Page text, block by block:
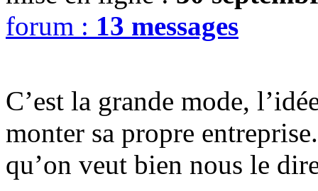
forum : 13 messages
C’est la grande mode,
monter sa propre
qu’on veut bien nous le